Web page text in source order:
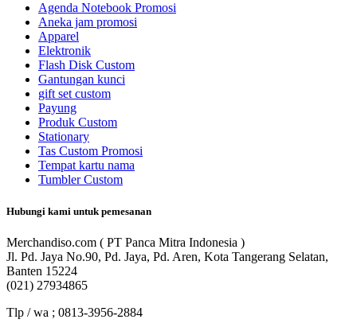
Agenda Notebook Promosi
Aneka jam promosi
Apparel
Elektronik
Flash Disk Custom
Gantungan kunci
gift set custom
Payung
Produk Custom
Stationary
Tas Custom Promosi
Tempat kartu nama
Tumbler Custom
Hubungi kami untuk pemesanan
Merchandiso.com ( PT Panca Mitra Indonesia )
Jl. Pd. Jaya No.90, Pd. Jaya, Pd. Aren, Kota Tangerang Selatan,
Banten 15224
(021) 27934865
Tlp / wa ; 0813-3956-2884